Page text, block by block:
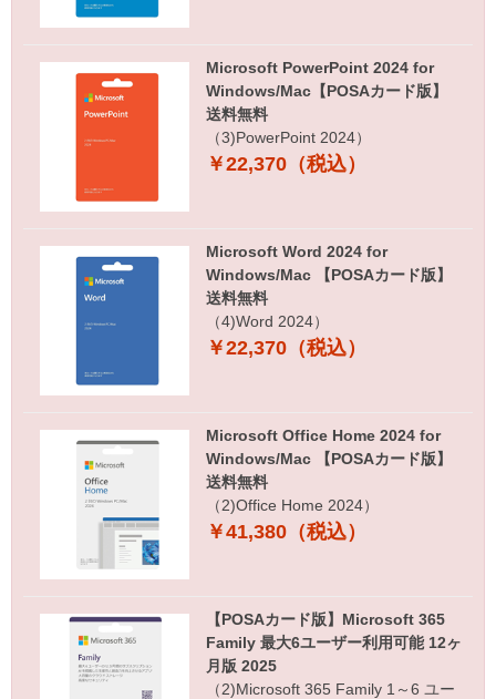
Microsoft PowerPoint 2024 for
Windows/Mac【POSAカード版】
送料無料
（3)PowerPoint 2024）
￥22,370（税込）
Microsoft Word 2024 for
Windows/Mac 【POSAカード版】
送料無料
（4)Word 2024）
￥22,370（税込）
Microsoft Office Home 2024 for
Windows/Mac 【POSAカード版】
送料無料
（2)Office Home 2024）
￥41,380（税込）
【POSAカード版】Microsoft 365
Family 最大6ユーザー利用可能 12ヶ
月版 2025
（2)Microsoft 365 Family 1～6 ユー